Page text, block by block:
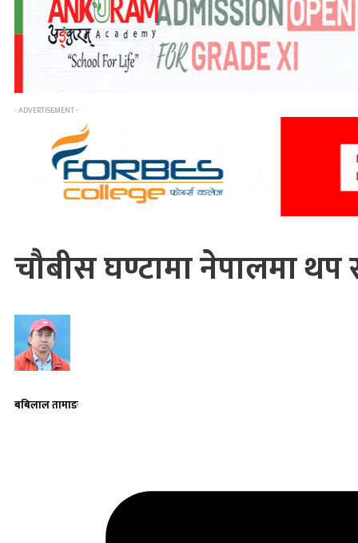
- ADVERTISEMENT -
चौबीस घण्टामा नेपालमा
बबिलाल तामाङ